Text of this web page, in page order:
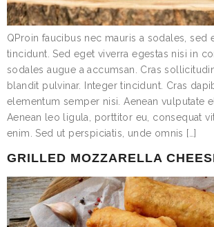
QProin faucibus nec mauris a sodales, sed
tincidunt. Sed eget viverra egestas nisi in
sodales augue a accumsan. Cras
blandit pulvinar. Integer tincidunt. Cras
elementum semper nisi. Aenean vulputate
Aenean leo ligula, porttitor eu, consequat
enim. Sed ut perspiciatis, unde omnis […]
GRILLED MOZZARELLA